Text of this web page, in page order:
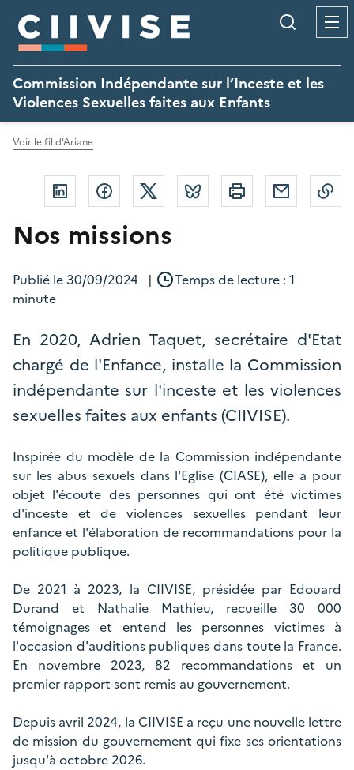
Commission Indépendante sur l’Inceste et les
Violences Sexuelles faites aux Enfants
Voir le fil d'Ariane
Linkedin FacebookTwitter Bluesky Imprimer Courriel
Nos missions
Publié le30/09/2024 |
Temps de lecture : 1
minute
En 2020, Adrien Taquet, secrétaire d'Etat
chargé de l'Enfance, installe la Commission
indépendante sur l'inceste et les violences
sexuelles faites aux enfants (CIIVISE).
Inspirée du modèle de la Commission indépendante
sur les abus sexuels dans l'Eglise (CIASE), elle a pour
objet l'écoute des personnes qui ont été victimes
d'inceste et de violences sexuelles pendant leur
enfance et l'élaboration de recommandations pour la
politique publique.
De 2021 à 2023, la CIIVISE, présidée par Edouard
Durand et Nathalie Mathieu, recueille 30 000
témoignages et entend les personnes victimes à
l'occasion d'auditions publiques dans toute la France.
En novembre 2023, 82 recommandations et un
premier rapport sont remis au gouvernement.
Depuis avril 2024, la CIIVISE a reçu une nouvelle lettre
de mission du gouvernement qui fixe ses orientations
jusqu'à octobre 2026.